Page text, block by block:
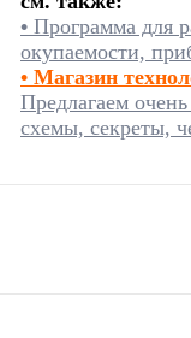
• Программа для
окупаемости,
• Магазин
Предлагаем
схемы, секреты,